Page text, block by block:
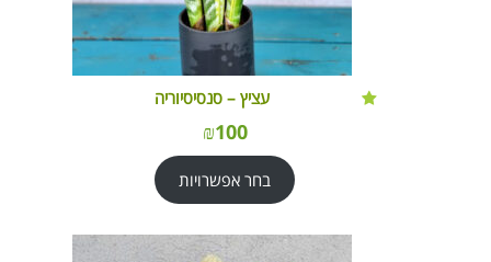
עציץ – סנסיסיוריה
₪100
בחר אפשרויות